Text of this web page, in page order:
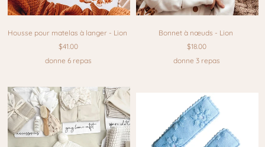
Housse pour matelas à langer - Lion
$41.00
donne 6 repas
Bonnet à nœuds - Lion
$18.00
donne 3 repas